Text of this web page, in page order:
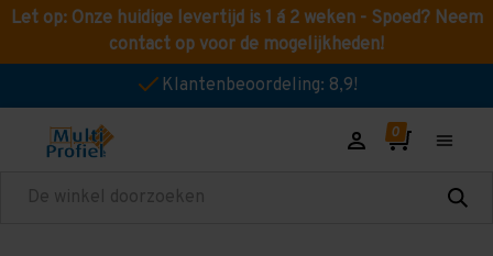
Let op: Onze huidige levertijd is 1 á 2 weken - Spoed? Neem
contact op voor de mogelijkheden!
Klantenbeoordeling: 8,9!
Zoeken